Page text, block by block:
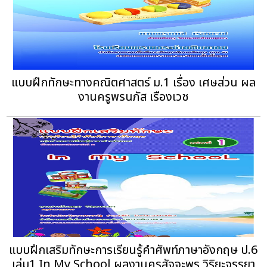
แบบฝึกทักษะทางคณิตศาสตร์ ม.1 เรื่อง เศษส่วน ผล
งานครูพรนภัส เรืองเวช
แบบฝึกเสริมทักษะการเรียนรู้คำศัพท์ภาษาอังกฤษ ป.6